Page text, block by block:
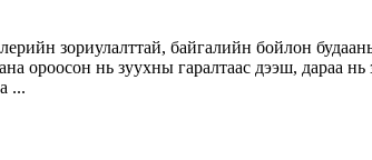
зориулалттай, байгалийн бойлон
ороосон нь зуухны гаралтаас дээш, дараа
...